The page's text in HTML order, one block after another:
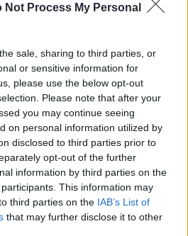
Not Process My Personal
sale, sharing to third parties, or
or sensitive information for
please use the below opt-out
Please note that after your
you may continue seeing
on personal information utilized by
disclosed to third parties prior to
opt-out of the further
information by third parties on the
participants. This information may
third parties on the IAB’s List of
that may further disclose it to other